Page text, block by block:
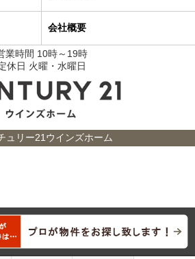
会社概要
業時間 10時～19時
休日 火曜・水曜日
ュリー21ウインズホーム